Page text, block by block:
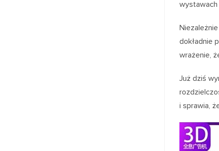
wystawach
dokładnie
wrażenie,
Już dziś
i sprawia,